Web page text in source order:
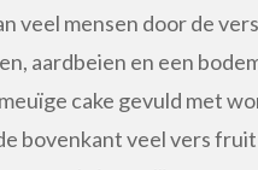
veel mensen door de
aardbeien en een
cake gevuld met
bovenkant veel vers